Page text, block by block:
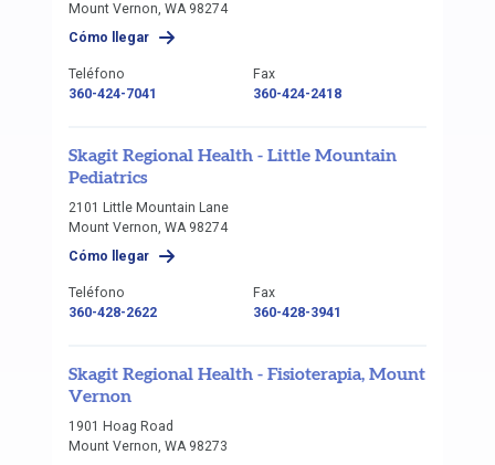
Mount Vernon, WA 98274
Cómo llegar
Teléfono
360-424-7041
Fax
360-424-2418
Skagit Regional Health - Little Mountain
Pediatrics
2101 Little Mountain Lane
Mount Vernon, WA 98274
Cómo llegar
Teléfono
360-428-2622
Fax
360-428-3941
Skagit Regional Health - Fisioterapia, Mount
Vernon
1901 Hoag Road
Mount Vernon, WA 98273